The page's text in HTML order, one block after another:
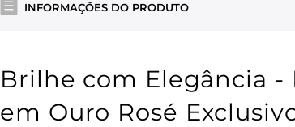
INFORMAÇÕES DO PRODUTO
Brilhe com Elegância -
em Ouro Rosé